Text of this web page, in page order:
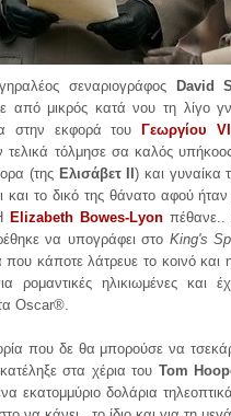
σεναριογράφος David
από μικρός κατά νου τη λίγο
στην εκφορά του
Γεωργίου VI
τελικά τόλμησε σα καλός
(της Ελισάβετ ΙΙ) και γυναίκα
το δικό της θάνατο αφού
Elizabeth Bowes-Lyon πέθανε..
να υπογράφει στο King's
κάποτε λάτρευε το κοινό και
ρομαντικές ηλικιωμένες και
Oscar®.
που δε θα μπορούσε να
στα χέρια του Tom
εκατομμύριο δολάρια